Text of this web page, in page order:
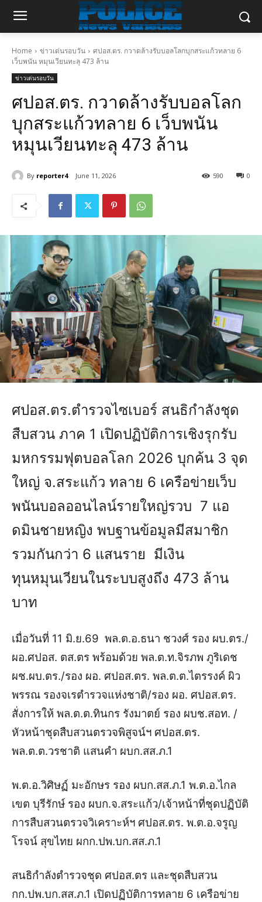
Home ข่าวเด่นรอบวัน
ศปอส.ตร. กวาดล้างรับบอลโลกบุกสระแก้วทลาย 6
เว็บพนัน หมุนเวียนทะลุ 473 ล้าน
ข่าวเด่นรอบวัน
ศปอส.ตร. กวาดล้างรับบอลโลก
บุกสระแก้วทลาย 6 เว็บพนัน
หมุนเวียนทะลุ 473 ล้าน
By reporter4 June 11, 2026 0
590
ศปอส.ตร.ตำรวจไซเบอร์ สนธิกำลังชุด
สืบสวน ภาค 1 เปิดปฏิบัติการเชิงรุกรับ
มหกรรมฟุตบอลโลก 2026 บุกค้น 3 จุด
ใหญ่ จ.สระแก้ว ทลาย 6 เครือข่ายเว็บ
พนันบอลออนไลน์รายใหญ่รวบ 7 แอ
ดมินชายหญิง พบฐานข้อมูลมีสมาชิก
รวมกันกว่า 6 แสนราย มีเงิน
ทุนหมุนเวียนในระบบสูงถึง 473 ล้าน
บาท
เมื่อวันที่ 11 มิ.ย.69 พล.ต.อ.ธนา ชวงศ์ รอง ผบ.ตร./
ผอ.ศปอส. ตส.ตร พร้อมด้วย พล.ต.ท.จิรภพ ภูริเดช
ผช.ผบ.ตร./รอง ผอ. ศปอส.ตร. พล.ต.ต.ไตรรงค์ ผิว
พรรณ รองจเรตำรวจแห่งชาติ/รอง ผอ. ศปอส.ตร.
สั่งการให้ พล.ต.ต.ทินกร รังมาตย์ รอง ผบช.สอท. /
หัวหน้าชุดสืบสวนตรวจพิสูจน์ฯ ศปอส.ตร.
พล.ต.ต.วรชาติ แสนคำ ผบก.สส.ภ.1
พ.ต.อ.วิศิษฏ์ มะอักษร รอง ผบก.สส.ภ.1 พ.ต.อ.ไกล
เขต บุรีรักษ์ รอง ผบก.จ.สระแก้ว/เจ้าหน้าที่ชุดปฏิบัติ
การสืบสวนตรวจวิเคราะห์ฯ ศปอส.ตร. พ.ต.อ.จรูญ
โรจน์ สุขไทย ผกก.ปพ.บก.สส.ภ.1
สนธิกำลังตำรวจชุด ศปอส.ตร และชุดสืบสวน
กก.ปพ.บก.สส.ภ.1 เปิดปฏิบัติการทลาย 6 เครือข่าย